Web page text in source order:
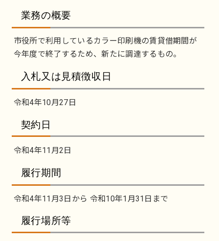
業務の概要
市役所で利用しているカラー印刷機の賃貸借期間が
今年度で終了するため、新たに調達するもの。
入札又は見積徴収日
令和4年10月27日
契約日
令和4年11月2日
履行期間
令和4年11月3日から 令和10年1月31日まで
履行場所等